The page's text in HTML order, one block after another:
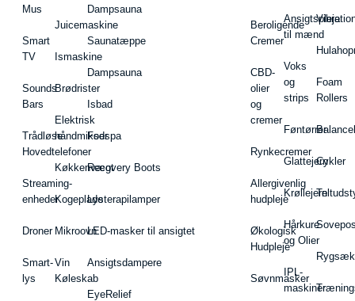
Mus
Smart
TV
Sounds
Bars
Trådløse
Hovedtelefoner
Streaming-
enheder
Droner
Smart-
lys
Juicemaskine
Ismaskine
Brødrister
Elektrisk
håndmikser
Køkkenvægt
Kogeplade
Mikroovn
Vin
Køleskab
Dampsauna
Saunatæppe
Dampsauna
Isbad
Fodspa
Recovery Boots
Lysterapilamper
LED-masker til ansigtet
Ansigtsdampere
EyeRelief
Beroligende
Cremer
CBD-
olier
og
cremer
Rynkecremer
Allergivenlig
hudpleje
Økologisk
Hudpleje
Søvnmasker
Ansigtspleje
til mænd
Voks
og
strips
Føntørrer
Glattejern
Krøllejern
Hårkure
og Olier
IPL-
maskiner
Foam
Rollers
Cykler